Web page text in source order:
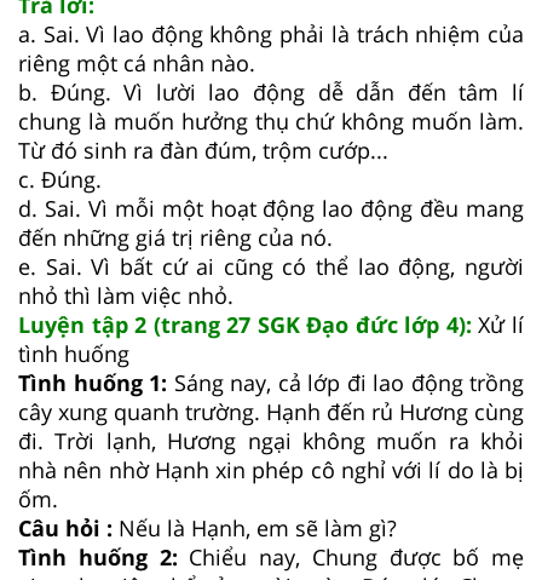
a. Sai. Vì lao động không phải là trách nhiệm của
riêng một cá nhân nào.
b. Đúng. Vì lười lao động dễ dẫn đến tâm lí
chung là muốn hưởng thụ chứ không muốn làm.
Từ đó sinh ra đàn đúm, trộm cướp...
c. Đúng.
d. Sai. Vì mỗi một hoạt động lao động đều mang
đến những giá trị riêng của nó.
e. Sai. Vì bất cứ ai cũng có thể lao động, người
nhỏ thì làm việc nhỏ.
Luyện tập 2 (trang 27 SGK Đạo đức lớp 4):Xử lí
tình huống
Tình huống 1: Sáng nay, cả lớp đi lao động trồng
cây xung quanh trường. Hạnh đến rủ Hương cùng
đi. Trời lạnh, Hương ngại không muốn ra khỏi
nhà nên nhờ Hạnh xin phép cô nghỉ với lí do là bị
ốm.
Câu hỏi : Nếu là Hạnh, em sẽ làm gì?
Tình huống 2: Chiểu nay, Chung được bố mẹ